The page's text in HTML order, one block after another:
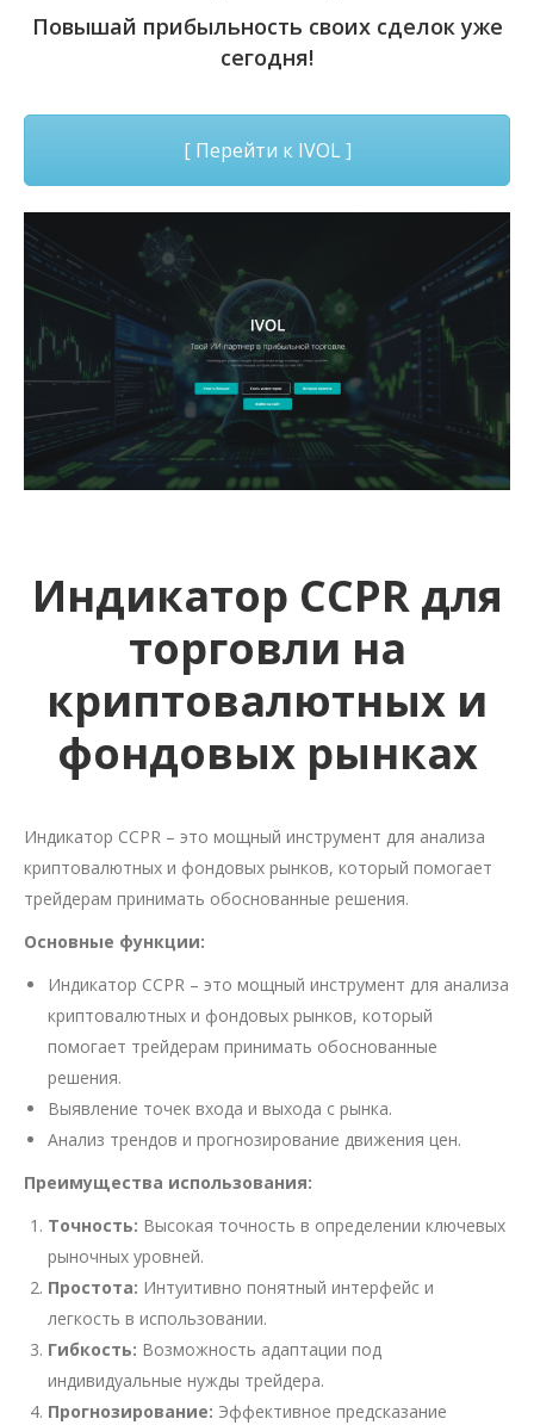
Повышай прибыльность своих сделок уже
сегодня!
[ Перейти к IVOL ]
Индикатор CCPR для
торговли на
криптовалютных и
фондовых рынках
Индикатор CCPR – это мощный инструмент для анализа
криптовалютных и фондовых рынков, который помогает
трейдерам принимать обоснованные решения.
Основные функции:
Индикатор CCPR – это мощный инструмент для анализа
криптовалютных и фондовых рынков, который
помогает трейдерам принимать обоснованные
решения.
Выявление точек входа и выхода с рынка.
Анализ трендов и прогнозирование движения цен.
Преимущества использования:
Точность: Высокая точность в определении ключевых
рыночных уровней.
Простота: Интуитивно понятный интерфейс и
легкость в использовании.
Гибкость: Возможность адаптации под
индивидуальные нужды трейдера.
Прогнозирование: Эффективное предсказание